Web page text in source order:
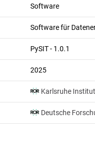
Software
Software für
PySIT - 1.0.1
2025
Karlsruhe
Deutsche